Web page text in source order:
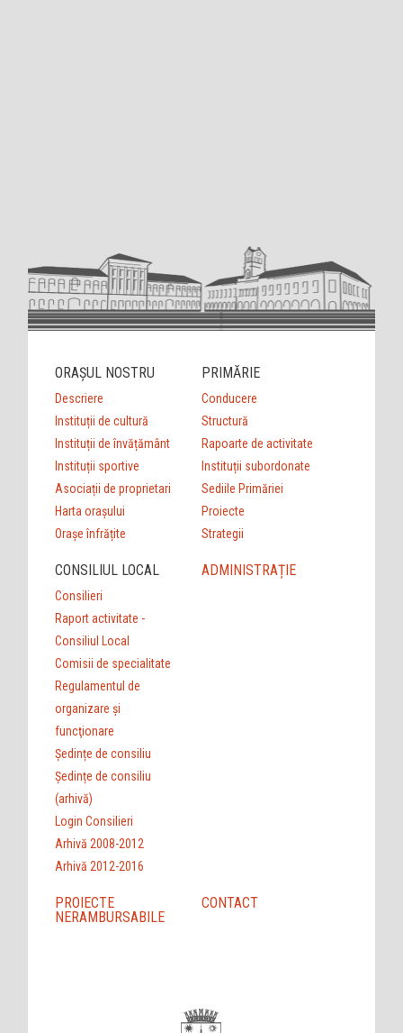
ORAȘUL NOSTRU
Descriere
Instituții de cultură
Instituții de învățământ
Instituții sportive
Asociații de proprietari
Harta orașului
Orașe înfrățite
PRIMĂRIE
Conducere
Structură
Rapoarte de activitate
Instituții subordonate
Sediile Primăriei
Proiecte
Strategii
CONSILIUL LOCAL
Consilieri
Raport activitate -
Consiliul Local
Comisii de specialitate
Regulamentul de
organizare şi
funcţionare
Ședințe de consiliu
Ședințe de consiliu
(arhivă)
Login Consilieri
Arhivă 2008-2012
Arhivă 2012-2016
ADMINISTRAȚIE
PROIECTE
NERAMBURSABILE
CONTACT